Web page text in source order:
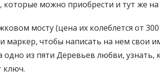
которые можно приобрести и тут же
мосту (цена их колеблется от 300
маркер, чтобы написать на нем свои
из пяти Деревьев любви, узнать,
ключ.